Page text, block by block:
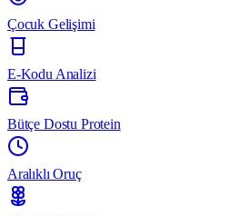
Çocuk Gelişimi
E-Kodu Analizi
Bütçe Dostu Protein
Aralıklı Oruç